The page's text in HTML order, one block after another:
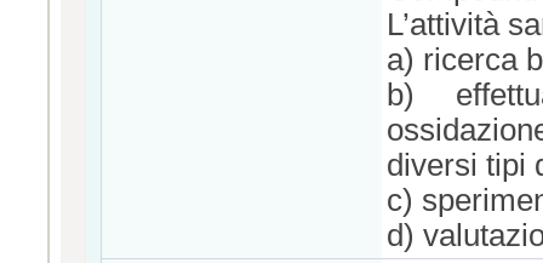
L’attività
a) ricerca
b)
diversi tipi
c)
d)